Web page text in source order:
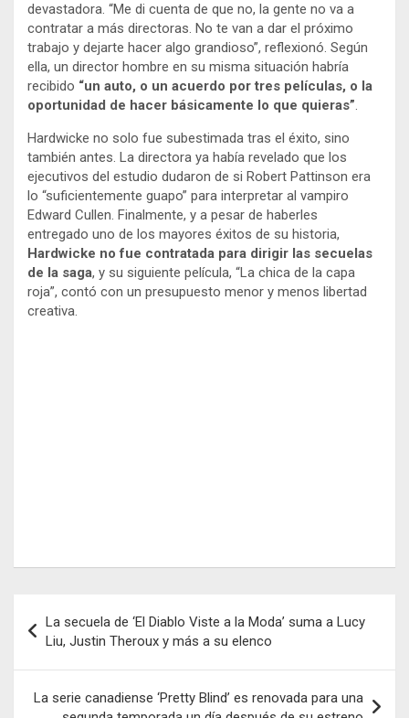
devastadora. “Me di cuenta de que no, la gente no va a
contratar a más directoras. No te van a dar el próximo
trabajo y dejarte hacer algo grandioso”, reflexionó. Según
ella, un director hombre en su misma situación habría
recibido “un auto, o un acuerdo por tres películas, o la
oportunidad de hacer básicamente lo que quieras”.
Hardwicke no solo fue subestimada tras el éxito, sino
también antes. La directora ya había revelado que los
ejecutivos del estudio dudaron de si Robert Pattinson era
lo “suficientemente guapo” para interpretar al vampiro
Edward Cullen. Finalmente, y a pesar de haberles
entregado uno de los mayores éxitos de su historia,
Hardwicke no fue contratada para dirigir las secuelas
de la saga, y su siguiente película, “La chica de la capa
roja”, contó con un presupuesto menor y menos libertad
creativa.
de
entradas
La secuela de ‘El Diablo Viste a la Moda’ suma a Lucy
Liu, Justin Theroux y más a su elenco
La serie canadiense ‘Pretty Blind’ es renovada para una